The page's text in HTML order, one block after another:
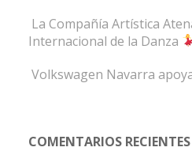
La Compañía Artística
Internacional de la Danza
Volkswagen Navarra
COMENTARIOS RECIENTES